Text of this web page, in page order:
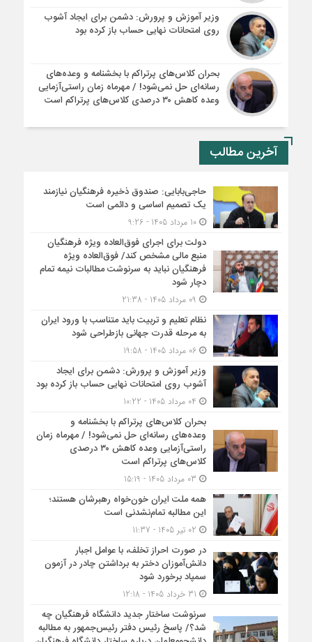
وزیر آموزش و پرورش: دشمن برای ایجاد آشوب
روی امتحانات نهایی حساب باز کرده بود
بحران کلاس‌های پرتراکم با بخشنامه و وعده‌های
رسانه‌ای حل نمی‌شود! / مهرماه زمان راستی‌آزمایی
وعده کاهش ۳۰ درصدی کلاس‌های پرتراکم است
آخرین مطالب
حاجی‌بابایی: صندوق ذخیره فرهنگیان نیازمند
یک تصمیم اساسی و دائمی است
10 مرداد 1405 - 9:26
دولت برای اجرای فوق‌العاده ویژه فرهنگیان
منبع مالی مشخص کند/ فوق‌العاده ویژه
فرهنگیان نباید به سرنوشت مطالبات نیمه‌ تمام
دچار شود
نظام تعلیم و تربیت باید متناسب با ورود ایران
به مرحله قدرت جهانی بازطراحی شود
06 مرداد 1405 - 19:58
وزیر آموزش و پرورش: دشمن برای ایجاد
آشوب روی امتحانات نهایی حساب باز کرده بود
بحران کلاس‌های پرتراکم با بخشنامه و
وعده‌های رسانه‌ای حل نمی‌شود! / مهرماه زمان
راستی‌آزمایی وعده کاهش ۳۰ درصدی
کلاس‌های پرتراکم است
همه ملت ایران خون‌خواه رهبرشان هستند؛
این مطالبه تمام‌نشدنی است
در صورت احراز تخلف، با عوامل اجبار
دانش‌آموزان دختر به برداشتن چادر در آزمون
سمپاد برخورد شود
سرنوشت ساختار جدید دانشگاه فرهنگیان چه
شد؟/ پاسخ رئیس دفتر رئیس‌جمهور به مطالبه